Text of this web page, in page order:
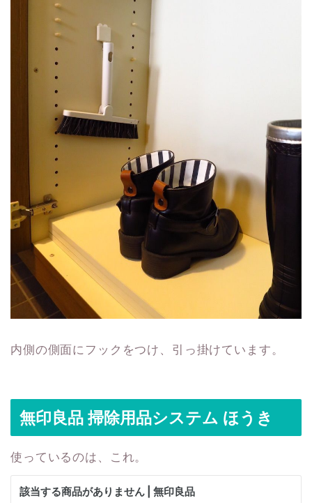
内側の側面にフックをつけ、引っ掛けています。
無印良品 掃除用品システム ほうき
使っているのは、これ。